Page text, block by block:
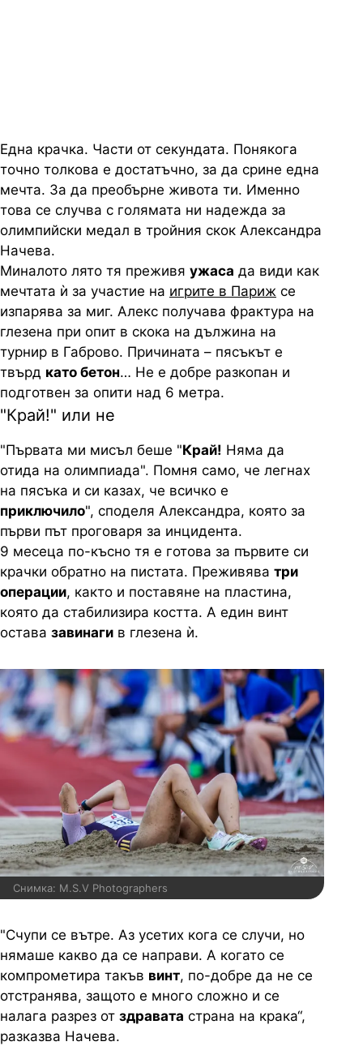
Една крачка. Части от секундата. Понякога
точно толкова е достатъчно, за да срине една
мечта. За да преобърне живота ти. Именно
това се случва с голямата ни надежда за
олимпийски медал в тройния скок Александра
Начева.
Миналото лято тя преживя ужаса да види как
мечтата ѝ за участие на игрите в Париж се
изпарява за миг. Алекс получава фрактура на
глезена при опит в скока на дължина на
турнир в Габрово. Причината – пясъкът е
твърд като бетон… Не е добре разкопан и
подготвен за опити над 6 метра.
"Край!" или не
"Първата ми мисъл беше "Край! Няма да
отида на олимпиада". Помня само, че легнах
на пясъка и си казах, че всичко е
приключило", споделя Александра, която за
първи път проговаря за инцидента.
9 месеца по-късно тя е готова за първите си
крачки обратно на пистата. Преживява три
операции, както и поставяне на пластина,
която да стабилизира костта. А един винт
остава завинаги в глезена ѝ.
Снимка: M.S.V Photographers
"Счупи се вътре. Аз усетих кога се случи, но
нямаше какво да се направи. А когато се
компрометира такъв винт, по-добре да не се
отстранява, защото е много сложно и се
налага разрез от здравата страна на крака“,
разказва Начева.